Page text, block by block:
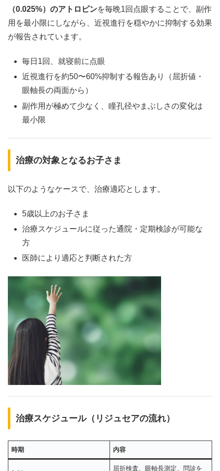
（0.025%）のアトロピンを毎晩1回点眼することで、副作
用を最小限にしながら、近視進行を穏やかに抑制する効果
が報告されています。
毎日1回、就寝前に点眼
近視進行を約50〜60%抑制する報告あり（屈折値・
眼軸長の両面から）
副作用が極めて少なく、瞳孔径やまぶしさの変化は
最小限
治療の対象となるお子さま
以下のようなケースで、治療適応とします。
5歳以上のお子さま
治療スケジュールに従った通院・定期検診が可能な
方
医師により適応と判断された方
治療スケジュール（リジュセアの流れ）
時期 内容
屈折検査、眼軸長測定、問診を